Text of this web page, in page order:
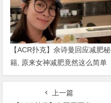
【ACR扑克】佘诗曼回应减肥秘
籍, 原来女神减肥竟然这么简单
上一篇